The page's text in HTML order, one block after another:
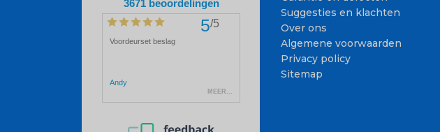
Suggesties en klachten
Over ons
Algemene voorwaarden
Privacy policy
Sitemap